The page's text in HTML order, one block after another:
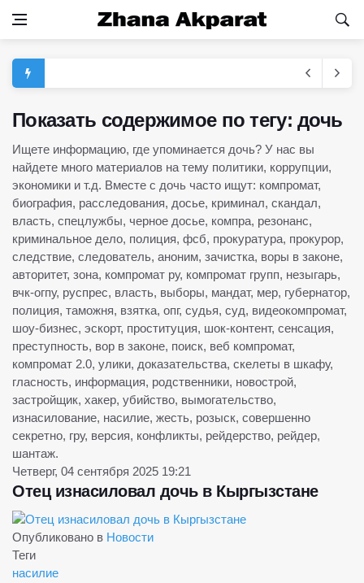
Показать содержимое по тегу: дочь
Ищете информацию, где упоминается дочь? У нас вы
найдете много материалов на тему политики, коррупции,
экономики и т.д. Вместе с дочь часто ищут: компромат,
биография, расследования, досье, криминал, скандал,
власть, спецлужбы, черное досье, компра, резонанс,
криминальное дело, полиция, фсб, прокуратура, прокурор,
следствие, следователь, аноним, зачистка, воры в законе,
авторитет, зона, компромат ру, компромат групп, незыгарь,
вчк-огпу, руспрес, власть, выборы, мандат, мер, губернатор,
полиция, таможня, взятка, опг, судья, суд, видеокомпромат,
шоу-бизнес, эскорт, проституция, шок-контент, сенсация,
преступность, вор в законе, поиск, веб компромат,
компромат 2.0, улики, доказательства, скелеты в шкафу,
гласность, информация, родственники, новострой,
застройщик, хакер, убийство, вымогательство,
изнасилование, насилие, жесть, розыск, совершенно
секретно, гру, версия, конфликты, рейдерство, рейдер,
шантаж.
Четверг, 04 сентября 2025 19:21
Отец изнасиловал дочь в Кыргызстане
Опубликовано в Новости
Теги
насилие